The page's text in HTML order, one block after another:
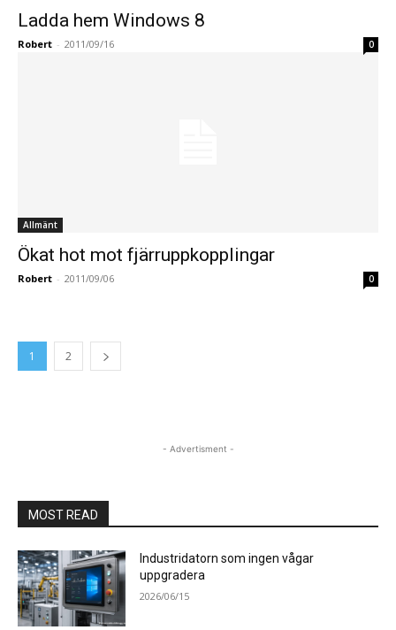
Ladda hem Windows 8
Robert - 2011/09/16 0
Allmänt
Ökat hot mot fjärruppkopplingar
Robert - 2011/09/06 0
1 2
- Advertisment -
MOST READ
Industridatorn som ingen vågar
uppgradera
2026/06/15